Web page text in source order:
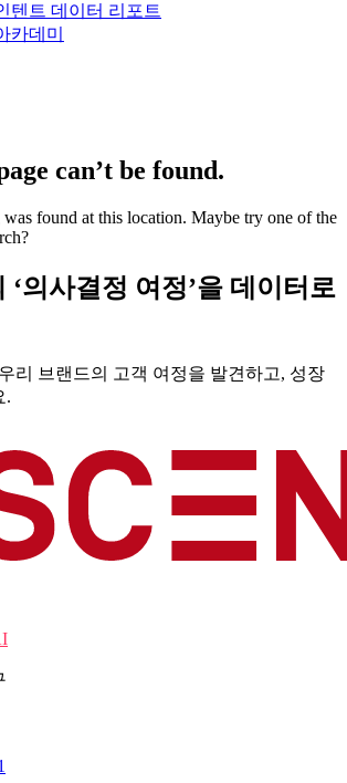
텐트 데이터 리포트
카데미
can’t be found.
found at this location. Maybe try one of the
‘의사결정 여정’을 데이터로
리 브랜드의 고객 여정을 발견하고, 성장
.